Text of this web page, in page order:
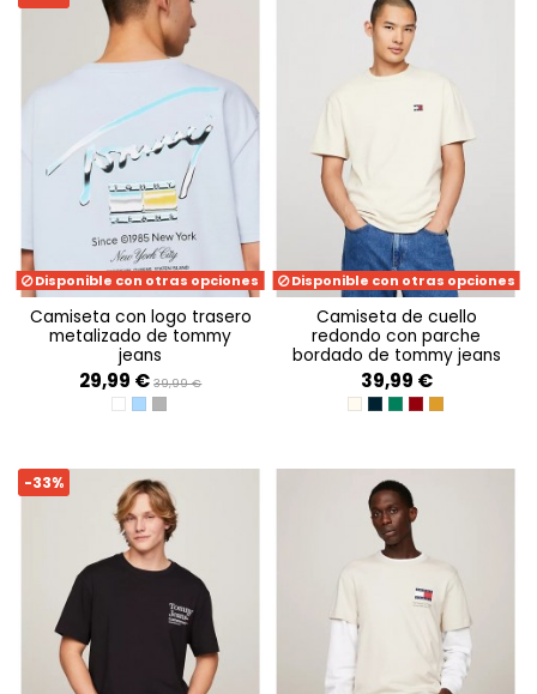
Disponible con otras opciones
camiseta con logo trasero
metalizado de tommy
jeans
29,99 € 39,99 €
WHITEBREEZY BLUE
NEW CHARCOAL
Disponible con otras opciones
camiseta de cuello
redondo con parche
bordado de tommy jeans
39,99 €
NEWSPRINT
DARK NIGHT NAVY
COURT GREEN
MAGMA RED
ALCHEMY
-33%